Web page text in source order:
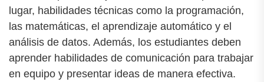
lugar, habilidades técnicas como la programación,
las matemáticas, el aprendizaje automático y el
análisis de datos. Además, los estudiantes deben
aprender habilidades de comunicación para trabajar
en equipo y presentar ideas de manera efectiva.